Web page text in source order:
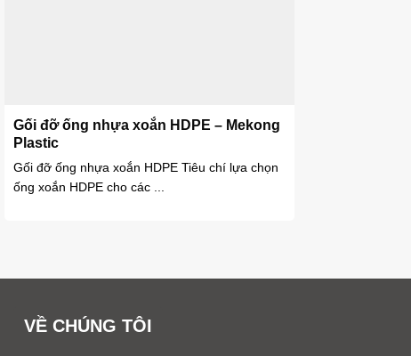
Gối đỡ ống nhựa xoắn HDPE – Mekong
Plastic
Gối đỡ ống nhựa xoắn HDPE Tiêu chí lựa chọn
ống xoắn HDPE cho các ...
VỀ CHÚNG TÔI